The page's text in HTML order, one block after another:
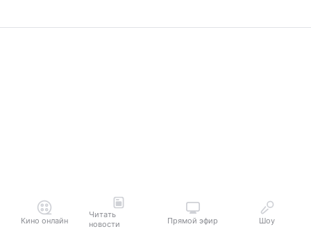
Кино онлайн
Читать
новости
Прямой эфир Шоу